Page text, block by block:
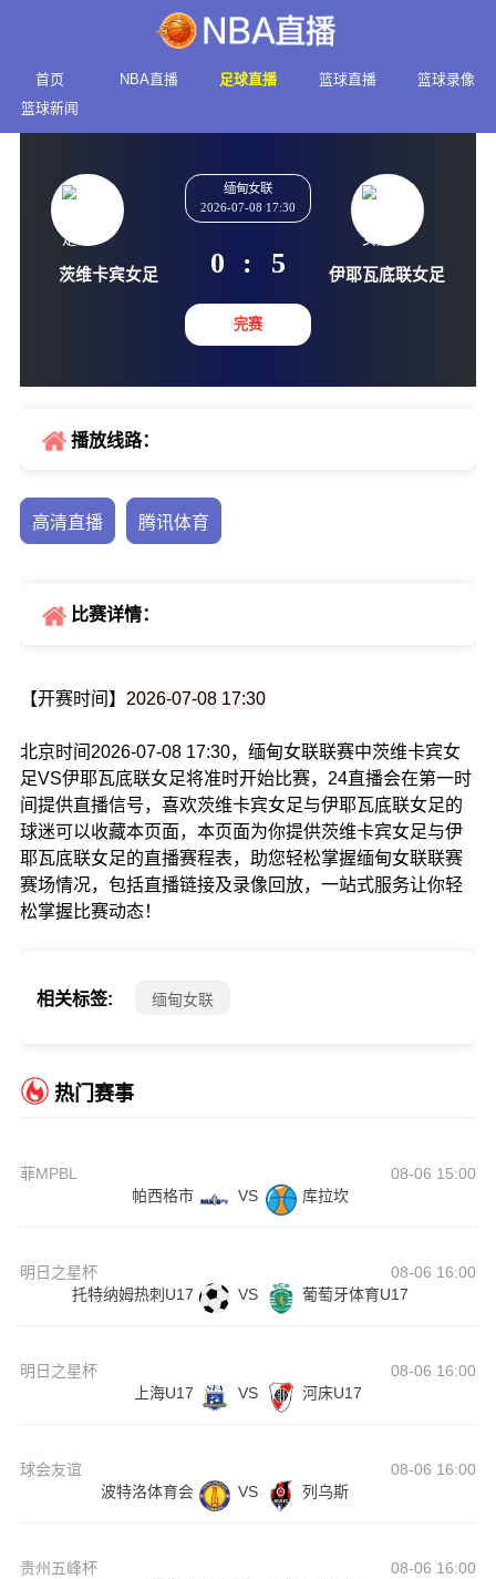
首页 NBA直播 足球直播 篮球直播
篮球录像
篮球新闻
茨维卡宾女足
2026-07-08 17:30
0 :
播放线路：
高清直播 腾讯体育
比赛详情：
【开赛时间】 2026-07-08 17:30
北京时间2026-07-08 17:30，缅甸女联联赛中茨维卡宾女
足VS伊耶瓦底联女足将准时开始比赛，24直播会在第一时
间提供直播信号，喜欢茨维卡宾女足与伊耶瓦底联女足的
球迷可以收藏本页面，本页面为你提供茨维卡宾女足与伊
耶瓦底联女足的直播赛程表，助您轻松掌握缅甸女联联赛
赛场情况，包括直播链接及录像回放，一站式服务让你轻
松掌握比赛动态！
相关标签: 缅甸女联
热门赛事
菲MPBL
08-06 15:00
帕西格市
VS 库拉坎
明日之星杯
08-06 16:00
托特纳姆热刺U17
VS 葡萄牙体育U17
明日之星杯
08-06 16:00
上海U17
VS 河床U17
球会友谊
08-06 16:00
波特洛体育会
VS 列乌斯
贵州五峰杯
08-06 16:00